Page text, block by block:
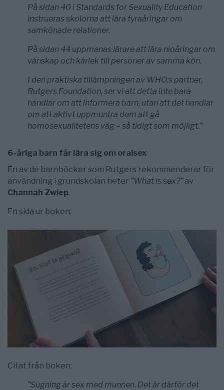
På sidan 40 i Standards for Sexuality Education
instrueras skolorna att lära fyraåringar om
samkönade relationer.
På sidan 44 uppmanas lärare att lära nioåringar om
vänskap och kärlek till personer av samma kön.
I den praktiska tillämpningen av WHO:s partner,
Rutgers Foundation, ser vi att detta inte bara
handlar om att informera barn, utan att det handlar
om att aktivt uppmuntra dem att gå
homosexualitetens väg – så tidigt som möjligt.”
6-åriga barn får lära sig om oralsex
En av de barnböcker som Rutgers rekommenderar för
användning i grundskolan heter ”What is sex?”av
Channah Zwiep.
En sida ur boken:
Citat från boken:
”Sugning är sex med munnen. Det är därför det